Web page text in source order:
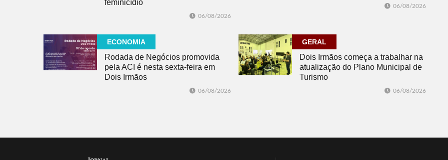
feminicídio
06/08/2026
06/08/2026
ECONOMIA
Rodada de Negócios promovida
pela ACI é nesta sexta-feira em
Dois Irmãos
06/08/2026
GERAL
Dois Irmãos começa a trabalhar na
atualização do Plano Municipal de
Turismo
06/08/2026